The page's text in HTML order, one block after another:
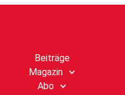
Beiträge
Magazin
Abo